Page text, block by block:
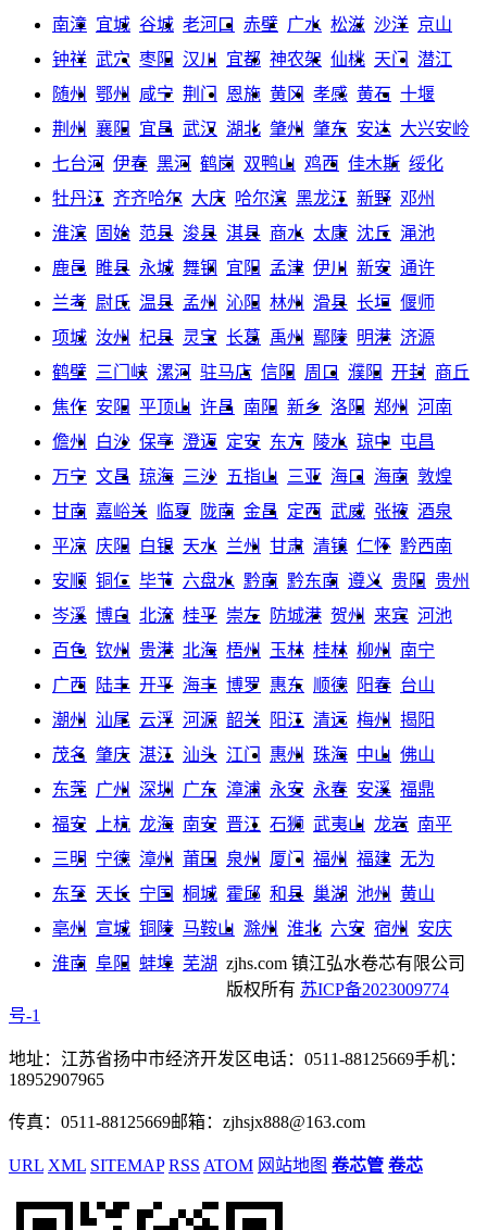
南漳 宜城 谷城 老河口 赤壁 广水 松滋 沙洋 京山
钟祥 武穴 枣阳 汉川 宜都 神农架 仙桃 天门
潜江
随州
鄂州 咸宁 荆门 恩施 黄冈 孝感 黄石 十堰
荆州
襄阳 宜昌 武汉 湖北 肇州 肇东 安达 大兴安岭
七台河 伊春 黑河 鹤岗 双鸭山 鸡西 佳木斯 绥化
牡丹江 齐齐哈尔 大庆 哈尔滨 黑龙江 新野 邓州
淮滨
固始 范县 浚县 淇县 商水 太康 沈丘 渑池
鹿邑
睢县 永城 舞钢 宜阳 孟津 伊川 新安 通许
兰考 尉氏 温县 孟州 沁阳 林州 滑县 长垣 偃师
项城 汝州 杞县 灵宝 长葛 禹州 鄢陵 明港 济源
鹤壁 三门峡 漯河 驻马店 信阳 周口 濮阳 开封 商丘
焦作 安阳 平顶山 许昌 南阳 新乡 洛阳 郑州
河南
儋州
白沙 保亭 澄迈 定安 东方 陵水 琼中 屯昌
万宁 文昌 琼海 三沙 五指山 三亚 海口 海南 敦煌
甘南 嘉峪关 临夏 陇南 金昌 定西 武威 张掖 酒泉
平凉 庆阳 白银 天水 兰州 甘肃 清镇 仁怀 黔西南
安顺 铜仁 毕节 六盘水 黔南 黔东南 遵义 贵阳 贵州
岑溪 博白 北流 桂平 崇左 防城港 贺州 来宾 河池
百色 钦州 贵港 北海 梧州 玉林 桂林 柳州
南宁
广西
陆丰 开平 海丰 博罗 惠东 顺德 阳春 台山
潮州
汕尾 云浮 河源 韶关 阳江 清远 梅州
揭阳
茂名 肇庆 湛江 汕头 江门 惠州 珠海 中山 佛山
东莞 广州 深圳 广东 漳浦 永安 永春 安溪 福鼎
福安
上杭 龙海 南安 晋江 石狮 武夷山 龙岩 南平
三明
宁德 漳州 莆田 泉州 厦门 福州 福建 无为
东至 天长 宁国 桐城 霍邱 和县 巢湖 池州
黄山
亳州
宣城 铜陵 马鞍山 滁州 淮北 六安 宿州
安庆
淮南 阜阳 蚌埠 芜湖 zjhs.com 镇江弘水卷芯有限公司
版权所有 苏ICP备2023009774
号-1
地址：江苏省扬中市经济开发区电话：0511-88125669手机：
18952907965
传真：0511-88125669邮箱：zjhsjx888@163.com
URL XML SITEMAP RSS ATOM 网站地图 卷芯管 卷芯